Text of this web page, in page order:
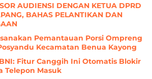
AUDIENSI DENGAN KETUA DPRD
BAHAS PELANTIKAN DAN
Pemantauan Porsi Ompreng
Kecamatan Benua Kayong
Fitur Canggih Ini Otomatis Blokir
Telepon Masuk